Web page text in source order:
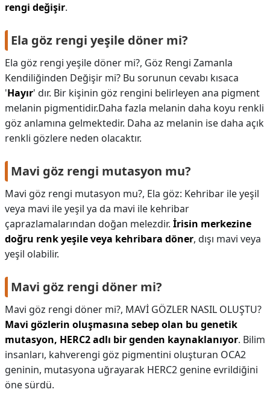
rengi değişir.
Ela göz rengi yeşile döner mi?
Ela göz rengi yeşile döner mi?, Göz Rengi Zamanla
Kendiliğinden Değişir mi? Bu sorunun cevabı kısaca
'Hayır' dır. Bir kişinin göz rengini belirleyen ana pigment
melanin pigmentidir.Daha fazla melanin daha koyu renkli
göz anlamına gelmektedir. Daha az melanin ise daha açık
renkli gözlere neden olacaktır.
Mavi göz rengi mutasyon mu?
Mavi göz rengi mutasyon mu?, Ela göz: Kehribar ile yeşil
veya mavi ile yeşil ya da mavi ile kehribar
çaprazlamalarından doğan melezdir. İrisin merkezine
doğru renk yeşile veya kehribara döner, dışı mavi veya
yeşil olabilir.
Mavi göz rengi döner mi?
Mavi göz rengi döner mi?, MAVİ GÖZLER NASIL OLUŞTU?
Mavi gözlerin oluşmasına sebep olan bu genetik
mutasyon, HERC2 adlı bir genden kaynaklanıyor. Bilim
insanları, kahverengi göz pigmentini oluşturan OCA2
geninin, mutasyona uğrayarak HERC2 genine evrildiğini
öne sürdü.